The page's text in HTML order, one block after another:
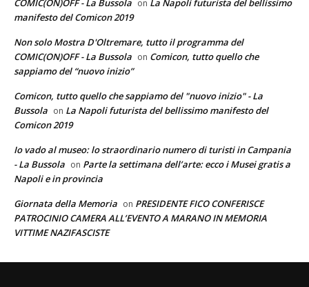
COMIC(ON)OFF - La Bussola on La Napoli futurista del bellissimo
manifesto del Comicon 2019
Non solo Mostra D'Oltremare, tutto il programma del
COMIC(ON)OFF - La Bussola on Comicon, tutto quello che
sappiamo del “nuovo inizio”
Comicon, tutto quello che sappiamo del "nuovo inizio" - La
Bussola on La Napoli futurista del bellissimo manifesto del
Comicon 2019
Io vado al museo: lo straordinario numero di turisti in Campania
- La Bussola on Parte la settimana dell’arte: ecco i Musei gratis a
Napoli e in provincia
Giornata della Memoria on PRESIDENTE FICO CONFERISCE
PATROCINIO CAMERA ALL’EVENTO A MARANO IN MEMORIA
VITTIME NAZIFASCISTE